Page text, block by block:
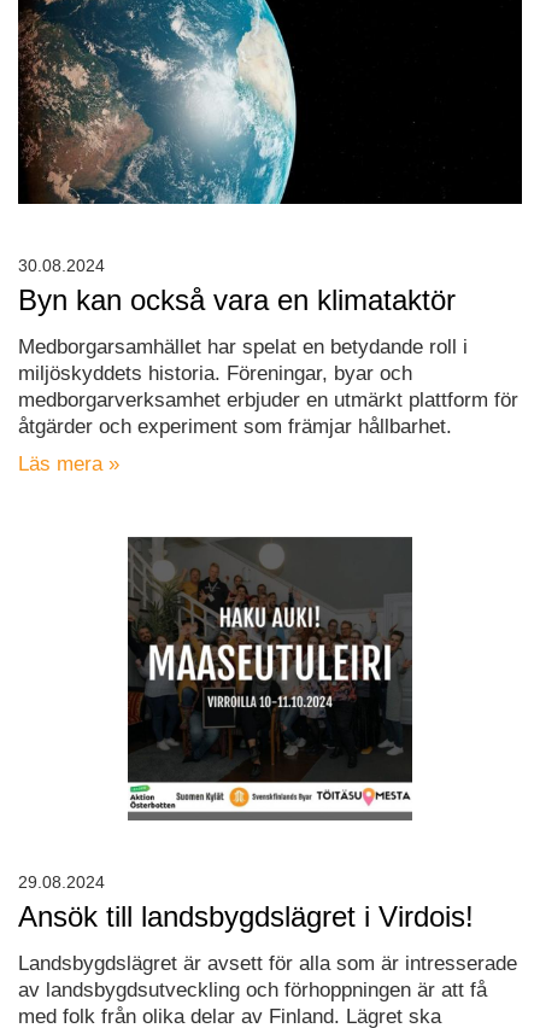
Byn kan också vara en klimataktör
Medborgarsamhället har spelat en betydande roll i
miljöskyddets historia. Föreningar, byar och
medborgarverksamhet erbjuder en utmärkt plattform för
åtgärder och experiment som främjar hållbarhet.
Läs mera »
30.08.2024
Ansök till landsbygdslägret i Virdois!
Landsbygdslägret är avsett för alla som är intresserade
av landsbygdsutveckling och förhoppningen är att få
med folk från olika delar av Finland. Lägret ska
29.08.2024